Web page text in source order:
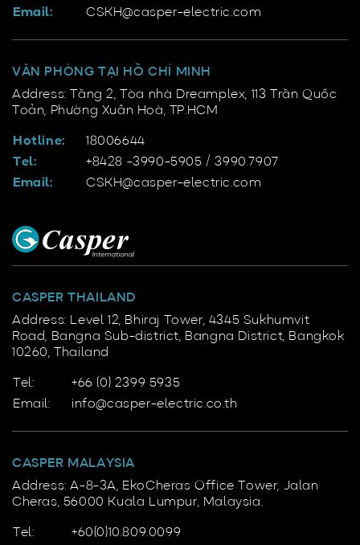
Email:
CSKH@casper-electric.com
VĂN PHÒNG TẠI HỒ CHÍ MINH
Address: Tầng 2, Tòa nhà Dreamplex, 113 Trần Quốc
Toản, Phường Xuân Hoà, TP.HCM
Hotline:
18006644
Tel:
+8428 -3990-5905 / 3990.7907
Email:
CSKH@casper-electric.com
CASPER THAILAND
Address: Level 12, Bhiraj Tower, 4345 Sukhumvit
Road, Bangna Sub-district, Bangna District, Bangkok
10260, Thailand
Tel:
+66 (0) 2399 5935
Email:
info@casper-electric.co.th
CASPER MALAYSIA
Address: A-8-3A, EkoCheras Office Tower, Jalan
Cheras, 56000 Kuala Lumpur, Malaysia.
Tel: +60(0)10.809.0099